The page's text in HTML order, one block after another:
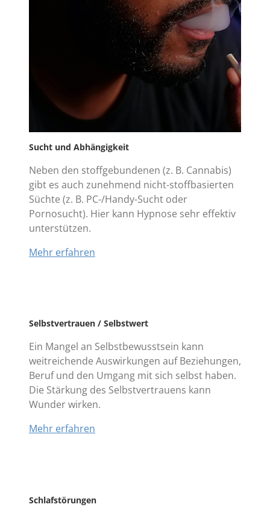
Sucht und Abhängigkeit
Neben den stoffgebundenen (z. B. Cannabis)
gibt es auch zunehmend nicht-stoffbasierten
Süchte (z. B. PC-/Handy-Sucht oder
Pornosucht). Hier kann Hypnose sehr effektiv
unterstützen.
Mehr erfahren
Selbstvertrauen / Selbstwert
Ein Mangel an Selbstbewusstsein kann
weitreichende Auswirkungen auf Beziehungen,
Beruf und den Umgang mit sich selbst haben.
Die Stärkung des Selbstvertrauens kann
Wunder wirken.
Mehr erfahren
Schlafstörungen